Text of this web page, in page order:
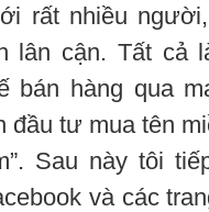
rất nhiều
lân cận. Tất cả
bán hàng qua
đầu tư mua tên
Sau này tôi
và các